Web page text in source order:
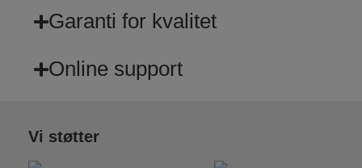
Garanti for kvalitet
Online support
Vi støtter